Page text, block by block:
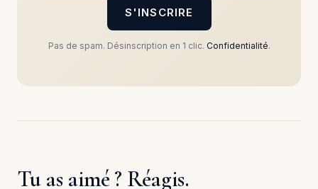
S'INSCRIRE
Pas de spam. Désinscription en 1 clic. Confidentialité.
Tu as aimé ? Réagis.